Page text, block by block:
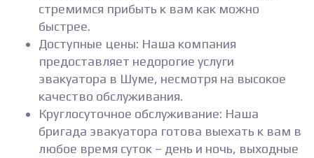
стремимся прибыть к вам как можно
быстрее.
Доступные цены: Наша компания
предоставляет недорогие услуги
эвакуатора в Шуме, несмотря на высокое
качество обслуживания.
Круглосуточное обслуживание: Наша
бригада эвакуатора готова выехать к вам в
любое время суток – день и ночь, выходные